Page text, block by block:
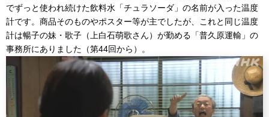
でずっと使われ続けた飲料水「チュラソーダ」の名前が入った温度
計です。商品そのものやポスター等が主でしたが、これと同じ温度
計は暢子の妹・歌子（上白石萌歌さん）が勤める「普久原運輸」の
事務所にありました（第44回から）。